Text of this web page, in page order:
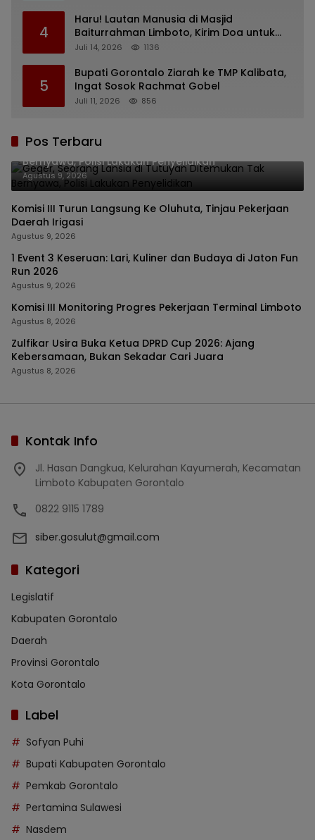
4
Haru! Lautan Manusia di Masjid
Baiturrahman Limboto, Kirim Doa untuk
Almarhum Rachmat Gobel
Juli 14, 2026 1136
5
Bupati Gorontalo Ziarah ke TMP Kalibata,
Ingat Sosok Rachmat Gobel
Juli 11, 2026 856
Pos Terbaru
Geger, Seorang Lansia di Tutuyan Ditemukan Tak
Bernyawa, Polisi Lakukan Penyelidikan
Agustus 9, 2026
Komisi III Turun Langsung Ke Oluhuta, Tinjau Pekerjaan
Daerah Irigasi
Agustus 9, 2026
1 Event 3 Keseruan: Lari, Kuliner dan Budaya di Jaton Fun
Run 2026
Agustus 9, 2026
Komisi III Monitoring Progres Pekerjaan Terminal Limboto
Agustus 8, 2026
Zulfikar Usira Buka Ketua DPRD Cup 2026: Ajang
Kebersamaan, Bukan Sekadar Cari Juara
Agustus 8, 2026
Kontak Info
Jl. Hasan Dangkua, Kelurahan Kayumerah, Kecamatan
Limboto Kabupaten Gorontalo
0822 9115 1789
siber.gosulut@gmail.com
Kategori
Legislatif
Kabupaten Gorontalo
Daerah
Provinsi Gorontalo
Kota Gorontalo
Label
Sofyan Puhi
Bupati Kabupaten Gorontalo
Pemkab Gorontalo
Pertamina Sulawesi
Nasdem